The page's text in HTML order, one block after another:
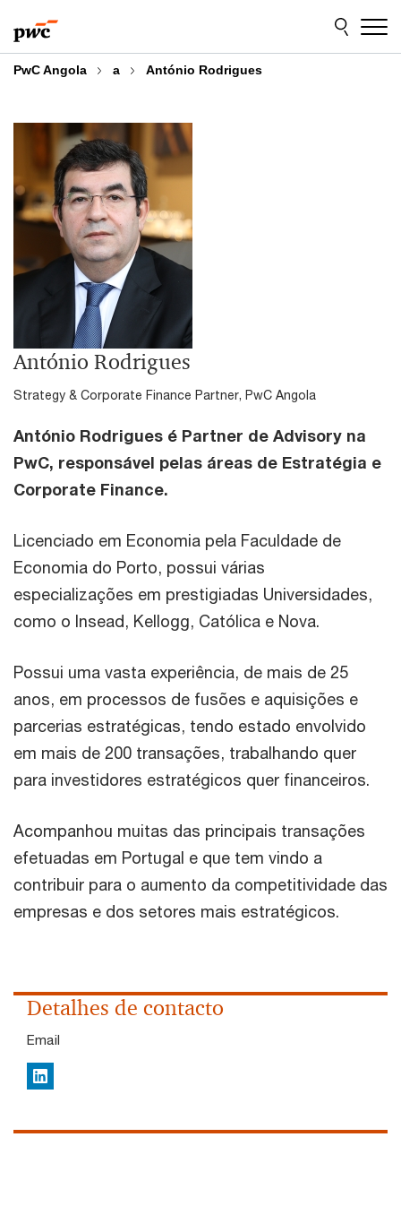
to
content
to
footer
PwC Angola a António Rodrigues
António Rodrigues
Strategy & Corporate Finance Partner, PwC Angola
António Rodrigues é Partner de Advisory na
PwC, responsável pelas áreas de Estratégia e
Corporate Finance.
Licenciado em Economia pela Faculdade de
Economia do Porto, possui várias
especializações em prestigiadas Universidades,
como o Insead, Kellogg, Católica e Nova.
Possui uma vasta experiência, de mais de 25
anos, em processos de fusões e aquisições e
parcerias estratégicas, tendo estado envolvido
em mais de 200 transações, trabalhando quer
para investidores estratégicos quer financeiros.
Acompanhou muitas das principais transações
efetuadas em Portugal e que tem vindo a
contribuir para o aumento da competitividade das
empresas e dos setores mais estratégicos.
Detalhes de contacto
Email
LinkedIn